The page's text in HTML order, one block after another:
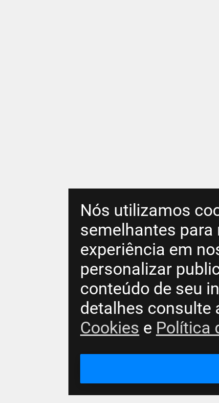
Nós utilizamos
semelhantes para
experiência em
personalizar
conteúdo de seu
detalhes consulte
Cookies e Política